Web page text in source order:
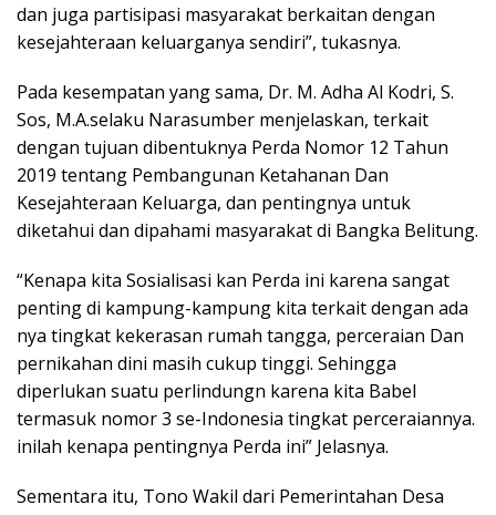
dan juga partisipasi masyarakat berkaitan dengan
kesejahteraan keluarganya sendiri”, tukasnya.
Pada kesempatan yang sama, Dr. M. Adha Al Kodri, S.
Sos, M.A.selaku Narasumber menjelaskan, terkait
dengan tujuan dibentuknya Perda Nomor 12 Tahun
2019 tentang Pembangunan Ketahanan Dan
Kesejahteraan Keluarga, dan pentingnya untuk
diketahui dan dipahami masyarakat di Bangka Belitung.
“Kenapa kita Sosialisasi kan Perda ini karena sangat
penting di kampung-kampung kita terkait dengan ada
nya tingkat kekerasan rumah tangga, perceraian Dan
pernikahan dini masih cukup tinggi. Sehingga
diperlukan suatu perlindungn karena kita Babel
termasuk nomor 3 se-Indonesia tingkat perceraiannya.
inilah kenapa pentingnya Perda ini” Jelasnya.
Sementara itu, Tono Wakil dari Pemerintahan Desa